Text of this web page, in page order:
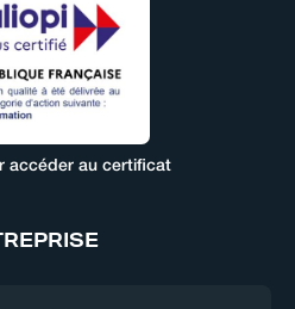
accéder au certificat